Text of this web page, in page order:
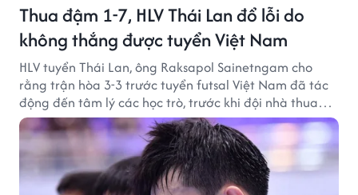
Thua đậm 1-7, HLV Thái Lan đổ lỗi do
không thắng được tuyển Việt Nam
HLV tuyển Thái Lan, ông Raksapol Sainetngam cho
rằng trận hòa 3-3 trước tuyển futsal Việt Nam đã tác
động đến tâm lý các học trò, trước khi đội nhà thua
đậm Nga 1-7.